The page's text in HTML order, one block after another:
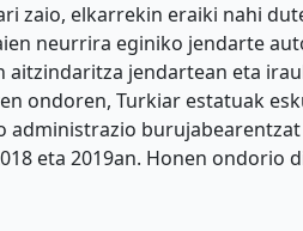
elkarrekin eraiki nahi
neurrira eginiko jendarte
jendartean eta
ondoren, Turkiar estatuak
eta 2019an. Honen ondorio